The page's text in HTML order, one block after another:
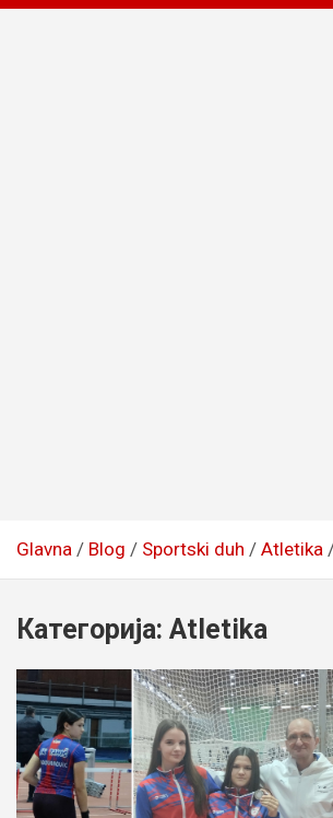
Glavna Blog Sportski duh Atletika
Категорија: Atletika